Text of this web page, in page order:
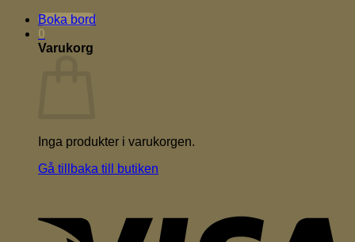
Boka bord
0
Varukorg
Inga produkter i varukorgen.
Gå tillbaka till butiken